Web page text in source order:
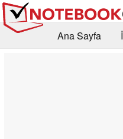
Ana Sayfa